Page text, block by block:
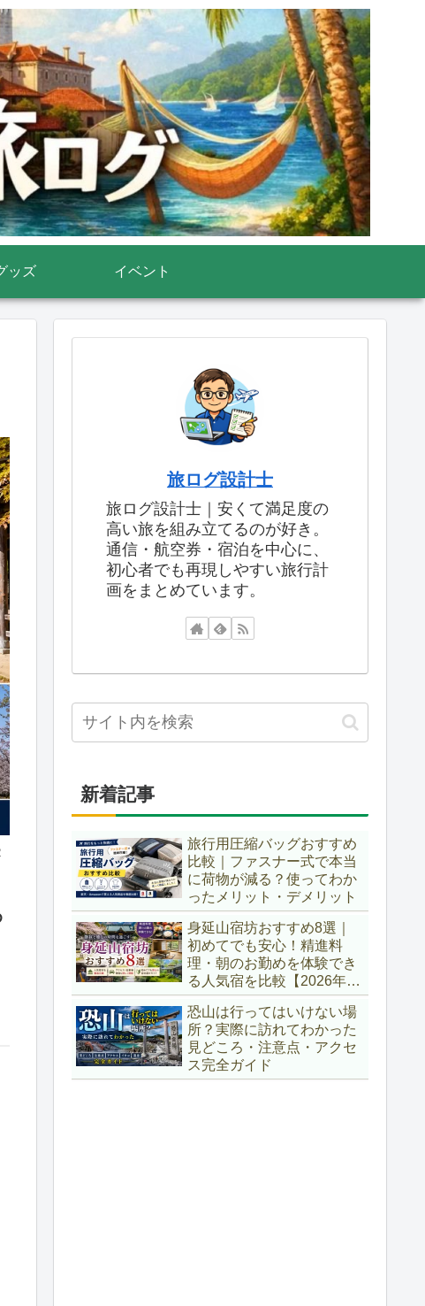
ッズ イベント
旅ログ設計士
旅ログ設計士｜安くて満足度の
高い旅を組み立てるのが好き。
通信・航空券・宿泊を中心に、
初心者でも再現しやすい旅行計
画をまとめています。
新着記事
旅行用圧縮バッグおすすめ
比較｜ファスナー式で本当
に荷物が減る？使ってわか
ったメリット・デメリット
身延山宿坊おすすめ8選｜
初めてでも安心！精進料
理・朝のお勤めを体験でき
る人気宿を比較【2026年最
新版】
恐山は行ってはいけない場
所？実際に訪れてわかった
見どころ・注意点・アクセ
ス完全ガイド